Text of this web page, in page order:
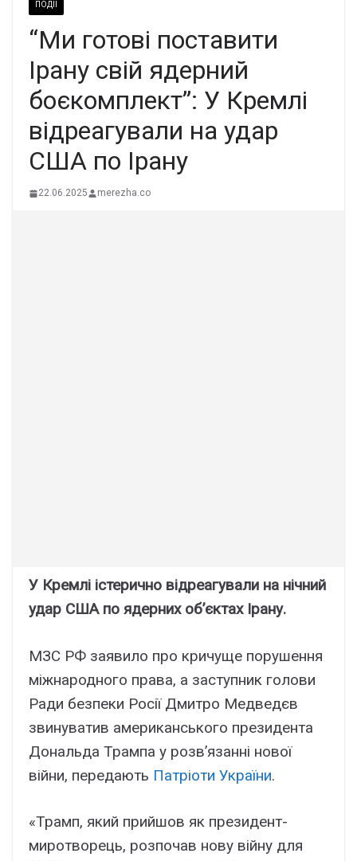
ПОДІЇ
“Ми готові поставити
Ірану свій ядерний
боєкомплект”: У Кремлі
відреагували на удар
США по Ірану
22.06.2025 merezha.co
У Кремлі істерично відреагували на нічний
удар США по ядерних об’єктах Ірану.
МЗС РФ заявило про кричуще порушення
міжнародного права, а заступник голови
Ради безпеки Росії Дмитро Медведєв
звинуватив американського президента
Дональда Трампа у розв’язанні нової
війни, передають Патріоти України.
«Трамп, який прийшов як президент-
миротворець, розпочав нову війну для